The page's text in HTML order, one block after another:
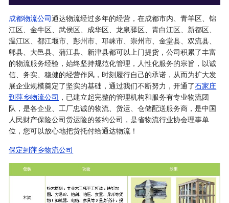
成都物流公司通达物流经过多年的经营，在成都市内、青羊区、锦
江区、金牛区、武侯区、成华区、龙泉驿区、青白江区、新都区、
温江区、都江堰市、彭州市、邛崃市、崇州市、金堂县、双流县、
郫县、大邑县、蒲江县、新津县都可以上门提货，公司积累了丰富
的物流服务经验，始终坚持规范化管理，人性化服务的宗旨，以诚
信、务实、稳健的经营作风，时刻履行自己的承诺，从而为扩大发
展企业规模奠定了坚实的基础，通过我们不断努力，开通了石家庄
到萍乡物流公司 ，已建立起完整的管理机构和服务有专业物流团
队，是各企业、工厂忠诚的物流、货运、仓储配送服务商，是中国
人民财产保险公司货运险的签约公司，是省物流行业协会理事单
位，您可以放心地把货托付给通达物流！
保定到萍乡物流公司